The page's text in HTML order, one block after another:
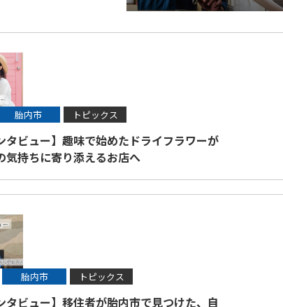
胎内市 トピックス
タビュー】趣味で始めたドライフラワーが
気持ちに寄り添えるお店へ
胎内市 トピックス
タビュー】移住者が胎内市で見つけた、自